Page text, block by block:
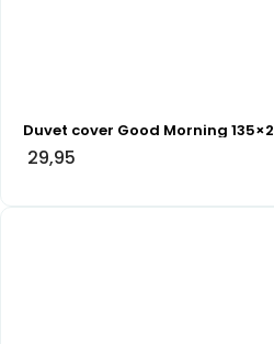
Duvet cover Good Morning
29,95